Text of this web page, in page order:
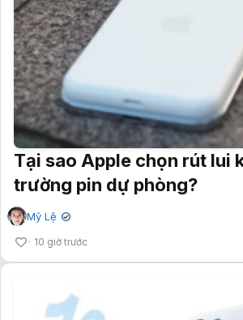
Tại sao Apple chọn rút lui
trường pin dự phòng?
Mỹ Lệ ✔
10 giờ trước